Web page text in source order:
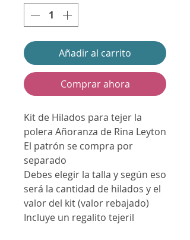
Añadir al carrito
Comprar ahora
Kit de Hilados para tejer la
polera Añoranza de Rina Leyton
El patrón se compra por
separado
Debes elegir la talla y según eso
será la cantidad de hilados y el
valor del kit (valor rebajado)
Incluye un regalito tejeril